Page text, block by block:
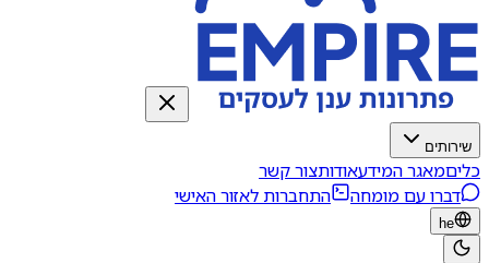
שירותים
כליםמאגר המידעאודותצור קשר
דברו עם מומחה
התחברות לאזור האישי
he